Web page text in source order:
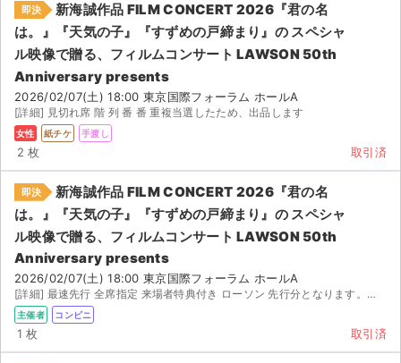
即決
新海誠作品 FILM CONCERT 2026『君の名
は。』『天気の子』『すずめの戸締まり』の スペシャ
ル映像で贈る、フィルムコンサート LAWSON 50th
Anniversary presents
2026/02/07(土) 18:00 東京国際フォーラム ホールA
[詳細] 見切れ席 階 列 番 番 重複当選したため、出品します
女性 紙チケ 手渡し
2 枚 取引済
即決
新海誠作品 FILM CONCERT 2026『君の名
は。』『天気の子』『すずめの戸締まり』の スペシャ
ル映像で贈る、フィルムコンサート LAWSON 50th
Anniversary presents
2026/02/07(土) 18:00 東京国際フォーラム ホールA
[詳細] 最速先行 全席指定 来場者特典付き ローソン 先行分となります。見切れ席ではございません。用...
主催者 コンビニ
1 枚 取引済